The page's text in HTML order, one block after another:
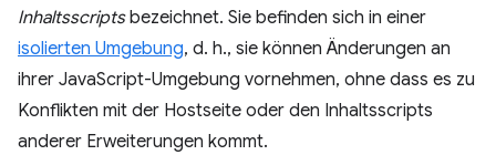
Inhaltsscriptsbezeichnet. Sie befinden sich in einer
isolierten Umgebung, d. h., sie können Änderungen an
ihrer JavaScript-Umgebung vornehmen, ohne dass es zu
Konflikten mit der Hostseite oder den Inhaltsscripts
anderer Erweiterungen kommt.